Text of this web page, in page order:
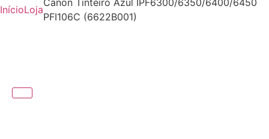
InícioLoja
Canon Tinteiro Azul IPF6300/6350/6400/6450
PFI106C (6622B001)